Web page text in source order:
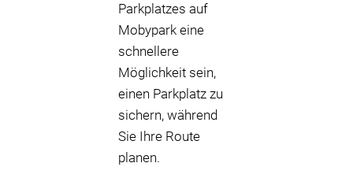
Parkplatzes auf
Mobypark eine
schnellere
Möglichkeit sein,
einen Parkplatz zu
sichern, während
Sie Ihre Route
planen.